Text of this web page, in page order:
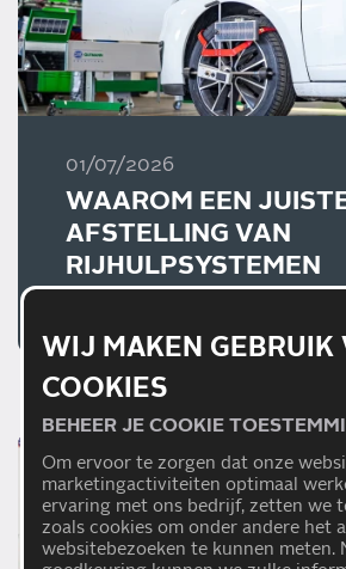
01/07/2026
WAAROM EEN
AFSTELLING VAN
RIJHULPSYSTEMEN
WIJ MAKEN GEBRUIK
COOKIES
BEHEER JE COOKIE
Om ervoor te zorgen dat onze
marketingactiviteiten optimaal
ervaring met ons bedrijf, zetten we
zoals cookies om onder andere het
websitebezoeken te kunnen meten.